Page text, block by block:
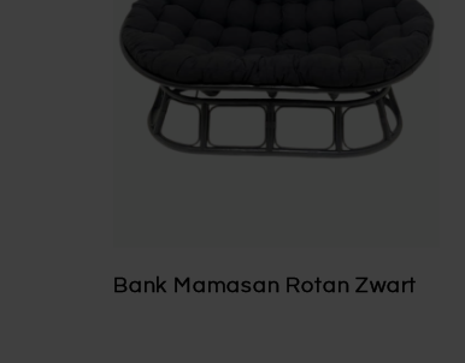
Bank Mamasan Rotan Zwart